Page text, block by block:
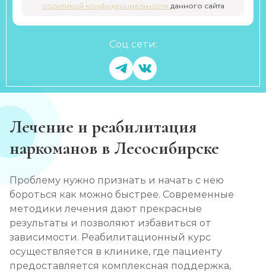
политикой конфиденциальности данного сайта
Соц сети:
Лечение и реабилитация
наркоманов в Лесосибирске
Проблему нужно признать и начать с нею
бороться как можно быстрее. Современные
методики лечения дают прекрасные
результаты и позволяют избавиться от
зависимости. Реабилитационный курс
осуществляется в клинике, где пациенту
предоставляется комплексная поддержка,